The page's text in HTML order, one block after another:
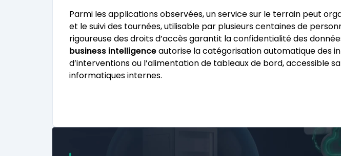
Parmi les applications observées, un service sur le terrain peut
et le suivi des tournées, utilisable par plusieurs centaines de
rigoureuse des droits d’accès garantit la confidentialité des
business intelligenceautorise la catégorisation automatique des
d’interventions ou l’alimentation de tableaux de bord, accessible
informatiques internes.